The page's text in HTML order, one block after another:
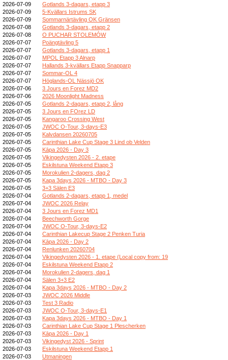
2026-07-09
Gotlands 3-dagars, etapp 3
2026-07-09
5-Kvällars Istrums SK
2026-07-09
Sommarnärtävling OK Gränsen
2026-07-08
Gotlands 3-dagars, etapp 2
2026-07-08
O PUCHAR STOLEMÓW
2026-07-07
Poängtävling 5
2026-07-07
Gotlands 3-dagars, etapp 1
2026-07-07
MPOL Etapp 3 Alnarp
2026-07-07
Hallands 3-kvällars Etapp Snapparp
2026-07-07
Sommar-OL 4
2026-07-07
Höglands-OL Nässjö OK
2026-07-06
3 Jours en Forez MD2
2026-07-06
2026 Moonlight Madness
2026-07-05
Gotlands 2-dagars, etapp 2, lång
2026-07-05
3 Jours en FOrez LD
2026-07-05
Kangaroo Crossing West
2026-07-05
JWOC O-Tour, 3-days-E3
2026-07-05
Kalvdansen 20260705
2026-07-05
Carinthian Lake Cup Stage 3 Lind ob Velden
2026-07-05
Kāpa 2026 - Day 3
2026-07-05
Vikingedysten 2026 - 2. etape
2026-07-05
Eskilstuna Weekend Etapp 3
2026-07-05
Morokulien 2-dagers, dag 2
2026-07-05
Kapa 3days 2026 - MTBO - Day 3
2026-07-05
3+3 Sälen E3
2026-07-04
Gotlands 2-dagars, etapp 1, medel
2026-07-04
JWOC 2026 Relay
2026-07-04
3 Jours en Forez MD1
2026-07-04
Beechworth Gorge
2026-07-04
JWOC O-Tour, 3-days-E2
2026-07-04
Carinthian Lakecup Stage 2 Penken Turia
2026-07-04
Kāpa 2026 - Day 2
2026-07-04
Renlunken 20260704
2026-07-04
Vikingedysten 2026 - 1. etape (Local copy from: 19
2026-07-04
Eskilstuna Weekend Etapp 2
2026-07-04
Morokulien 2-dagers, dag 1
2026-07-04
Sälen 3+3 E2
2026-07-04
Kapa 3days 2026 - MTBO - Day 2
2026-07-03
JWOC 2026 Middle
2026-07-03
Test 3 Radio
2026-07-03
JWOC O-Tour, 3-days-E1
2026-07-03
Kapa 3days 2026 - MTBO - Day 1
2026-07-03
Carinthian Lake Cup Stage 1 Plescherken
2026-07-03
Kāpa 2026 - Day 1
2026-07-03
Vikingedyst 2026 - Sprint
2026-07-03
Eskilstuna Weekend Etapp 1
2026-07-03
Utmaningen